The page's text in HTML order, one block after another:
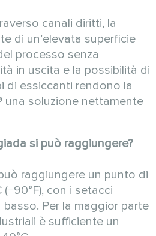
canali diritti, la
di un’elevata superficie
processo senza
in uscita e la possibilità di
di essiccanti rendono la
una soluzione nettamente
si può raggiungere?
raggiungere un punto di
con i setacci
Per la maggior parte
è sufficiente un